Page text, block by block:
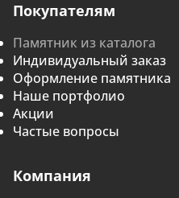
Покупателям
Памятник из каталога
Индивидуальный заказ
Оформление памятника
Наше портфолио
Акции
Частые вопросы
Компания